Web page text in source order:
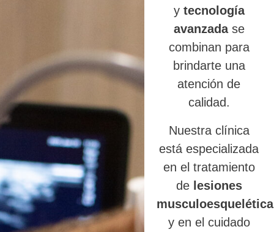
y tecnología
avanzadase
combinan para
brindarte una
atención de
calidad.
Nuestra clínica
está especializada
en el tratamiento
de lesiones
y en el cuidado